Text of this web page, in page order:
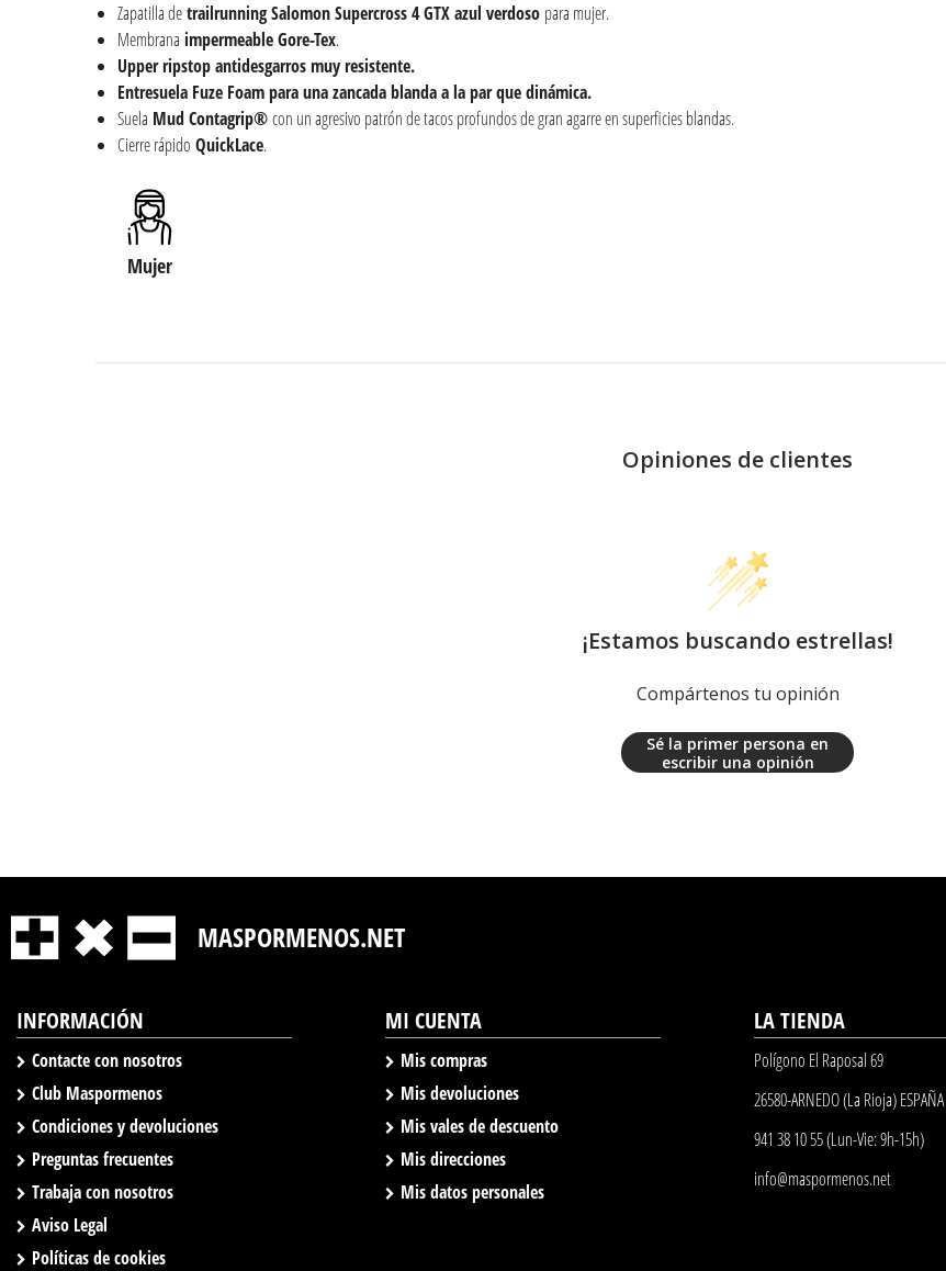
Zapatilla detrailrunningSalomon Supercross 4 GTX azul verdoso para mujer.
Membrana impermeable Gore-Tex.
Upper ripstop antidesgarros muy resistente.
Entresuela Fuze Foam para una zancada blanda a la par que dinámica.
Suela Mud Contagrip®con un agresivo patrón de tacos profundos de gran agarre en superficies blandas.
Cierre rápido QuickLace.
Mujer
Opiniones de clientes
¡Estamos buscando estrellas!
Compártenos tu opinión
Sé la primer persona en
escribir una opinión
MASPORMENOS.NET
INFORMACIÓN
Contacte con nosotros
Club Maspormenos
Condiciones y devoluciones
Preguntas frecuentes
Trabaja con nosotros
Aviso Legal
Políticas de cookies
MI CUENTA
Mis compras
Mis devoluciones
Mis vales de descuento
Mis direcciones
Mis datos personales
LA TIENDA
Polígono El Raposal 69
26580-ARNEDO (La Rioja) ESPAÑA
941 38 10 55 (Lun-Vie: 9h-15h)
info@maspormenos.net